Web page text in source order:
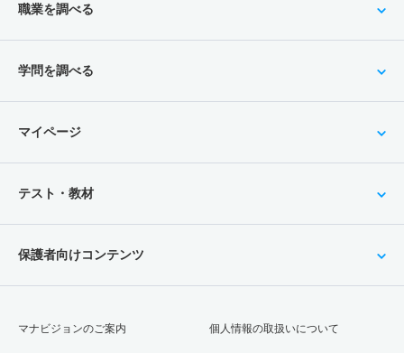
職業を調べる
学問を調べる
マイページ
テスト・教材
保護者向けコンテンツ
マナビジョンのご案内 個人情報の取扱いについて